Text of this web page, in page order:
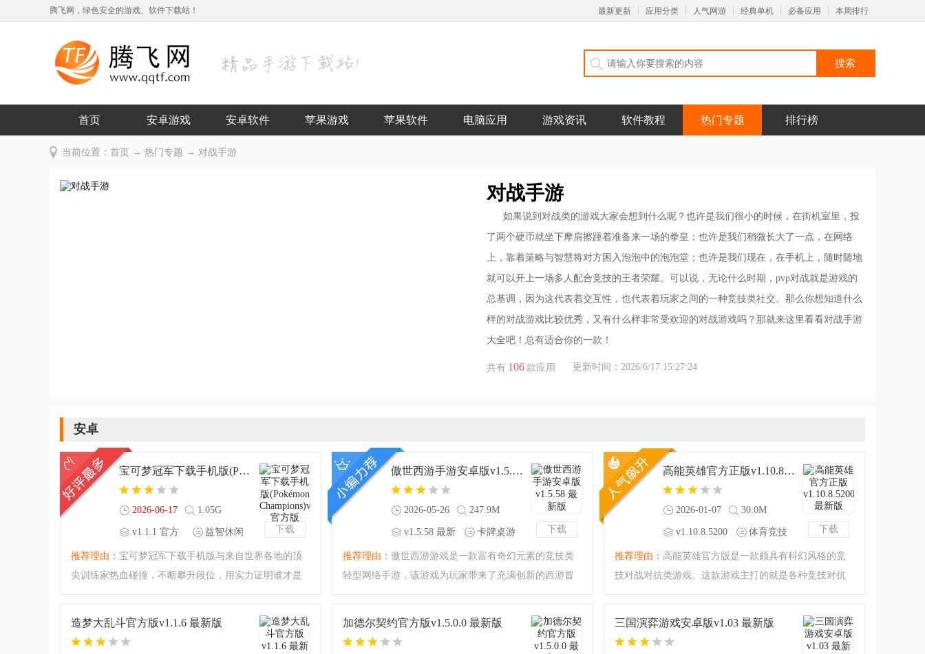
腾飞网，绿色安全的游戏、软件下载站！ 最新更新 应用分类 人气网游 经典单机 必备应用 本周排行
首页 安卓游戏 安卓软件 苹果游戏 苹果软件 电脑应用 游戏资讯 软件教程 热门专题 排行榜
当前位置： 首页 → 热门专题 → 对战手游
对战手游
如果说到对战类的游戏大家会想到什么呢？也许是我们很小的时候，在街机室里，投
了两个硬币就坐下摩肩擦踵着准备来一场的拳皇；也许是我们稍微长大了一点，在网络
上，靠着策略与智慧将对方困入泡泡中的泡泡堂；也许是我们现在，在手机上，随时随地
就可以开上一场多人配合竞技的王者荣耀。可以说，无论什么时期，pvp对战就是游戏的
总基调，因为这代表着交互性，也代表着玩家之间的一种竞技类社交。那么你想知道什么
样的对战游戏比较优秀，又有什么样非常受欢迎的对战游戏吗？那就来这里看看对战手游
大全吧！总有适合你的一款！
共有 106 款应用 更新时间：2026/6/17 15:27:24
安卓
下载
宝可梦冠军下载手机版(Pokémon Champions)v1.1.1 官方版
2026-06-17 1.05G
v1.1.1 官方
益智休闲
推荐理由： 宝可梦冠军下载手机版与来自世界各地的顶
尖训练家热血碰撞，不断攀升段位，用实力证明谁才是
友，来一场亲密无间的同台切磋！喜欢宝可梦对战游戏
下载
傲世西游手游安卓版v1.5.58 最新版
2026-05-26 247.9M
v1.5.58 最新
卡牌桌游
推荐理由： 傲世西游游戏是一款富有奇幻元素的竞技类
轻型网络手游，该游戏为玩家带来了充满创新的西游冒
戏中，玩家可以通过魂合成、战将召唤、装备强化等方
下载
高能英雄官方正版v1.10.8.5200 最新版
2026-01-07 30.0M
v1.10.8.5200
体育竞技
推荐理由： 高能英雄官方版是一款颇具有科幻风格的竞
技对战对抗类游戏。这款游戏主打的就是各种竞技对抗
同台竞技，让自己存活到最后就是你的目标！新生代科
造梦大乱斗官方版v1.1.6 最新版 加德尔契约官方版v1.5.0.0 最新版 三国演弈游戏安卓版v1.03 最新版